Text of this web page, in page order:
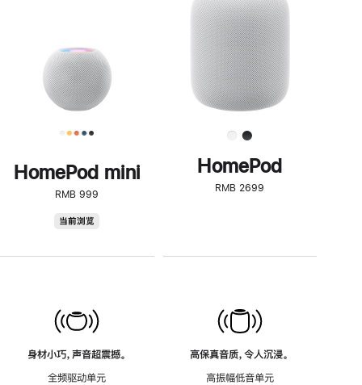
HomePod mini
RMB 999
当前浏览
身材小巧，声音超震撼。
全频驱动单元
了
解
HomePod<
HomePod
RMB 2699
高保真音质，令人沉浸。
高振幅低音单元